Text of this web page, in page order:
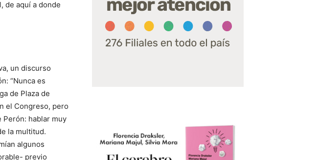
de aquí a donde
un discurso
“Nunca es
de Plaza de
el Congreso, pero
hablar muy
la multitud.
algunos
previo